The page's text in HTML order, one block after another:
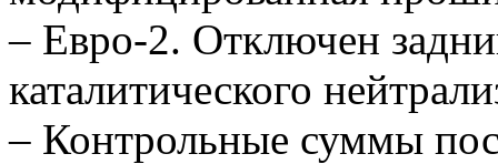
– Евро-2. Отключен
каталитического
– Контрольные суммы